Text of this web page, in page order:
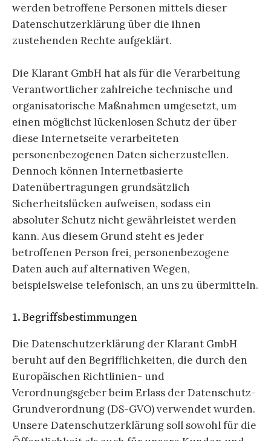
werden betroffene Personen mittels dieser
Datenschutzerklärung über die ihnen
zustehenden Rechte aufgeklärt.
Die Klarant GmbH hat als für die Verarbeitung
Verantwortlicher zahlreiche technische und
organisatorische Maßnahmen umgesetzt, um
einen möglichst lückenlosen Schutz der über
diese Internetseite verarbeiteten
personenbezogenen Daten sicherzustellen.
Dennoch können Internetbasierte
Datenübertragungen grundsätzlich
Sicherheitslücken aufweisen, sodass ein
absoluter Schutz nicht gewährleistet werden
kann. Aus diesem Grund steht es jeder
betroffenen Person frei, personenbezogene
Daten auch auf alternativen Wegen,
beispielsweise telefonisch, an uns zu übermitteln.
1. Begriffsbestimmungen
Die Datenschutzerklärung der Klarant GmbH
beruht auf den Begrifflichkeiten, die durch den
Europäischen Richtlinien- und
Verordnungsgeber beim Erlass der Datenschutz-
Grundverordnung (DS-GVO) verwendet wurden.
Unsere Datenschutzerklärung soll sowohl für die